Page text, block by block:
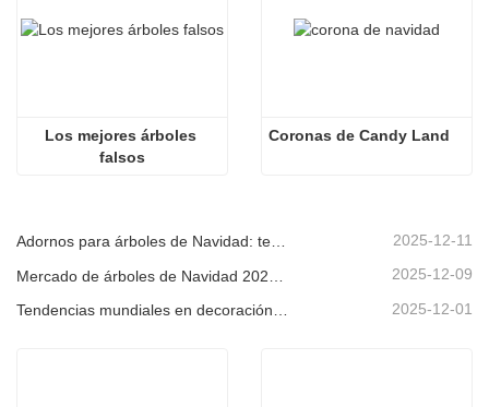
Los mejores árboles
falsos
Coronas de Candy Land
Adornos para árboles de Navidad: tendencias del mercado, información sobre la cadena de suministro y guía de adquisiciones 2025 2025-12-11
2025-12-09
2025-12-01